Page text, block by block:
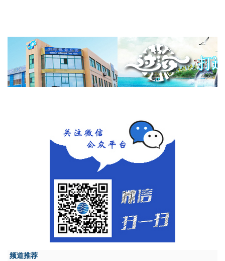
频道推荐